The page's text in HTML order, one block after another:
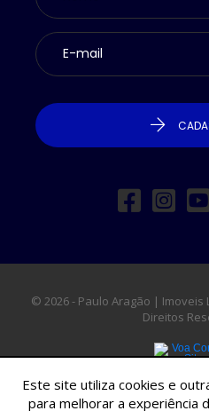
© 2026 - Paulo Aragão | Imoveis
Direitos
Este site utiliza cookies e
para melhorar a experiência